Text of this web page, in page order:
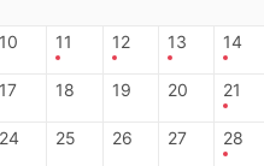
10 11 12 13 14
17 18 19 20 21
24 25 26 27 28